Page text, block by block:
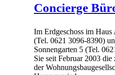
Concierge
Im Erdgeschoss im
(Tel. 0621 3096-8390)
Sonnengarten 5 (Tel.
Sie seit Februar 2003
der